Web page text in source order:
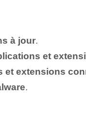
à jour.
et
extensions
.